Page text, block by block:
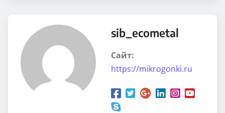
sib_ecometal
Сайт:
https://mikrogonki.ru